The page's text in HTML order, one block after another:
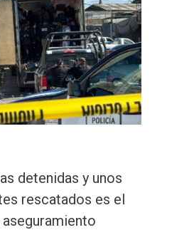
detenidas y unos
rescatados es el